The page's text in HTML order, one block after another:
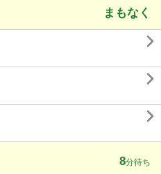
まもなく



8分待ち